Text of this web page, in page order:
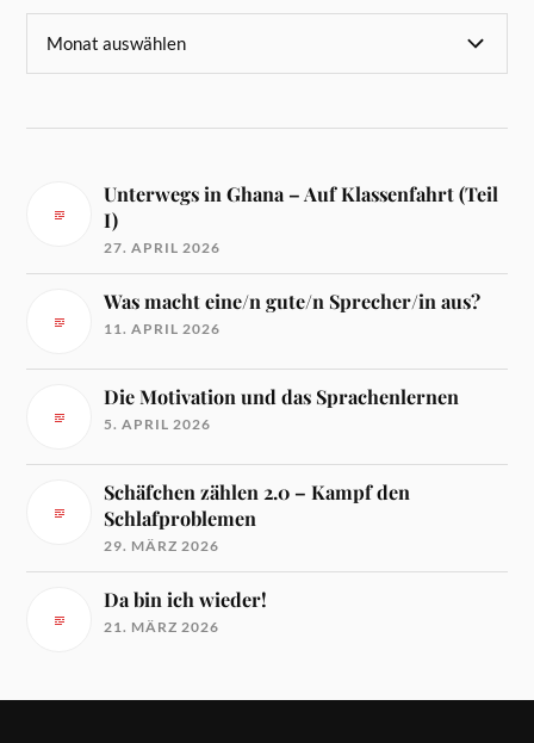
Unterwegs in Ghana – Auf Klassenfahrt (Teil
I)
27. APRIL 2026
Was macht eine/n gute/n Sprecher/in aus?
11. APRIL 2026
Die Motivation und das Sprachenlernen
5. APRIL 2026
Schäfchen zählen 2.0 – Kampf den
Schlafproblemen
29. MÄRZ 2026
Da bin ich wieder!
21. MÄRZ 2026